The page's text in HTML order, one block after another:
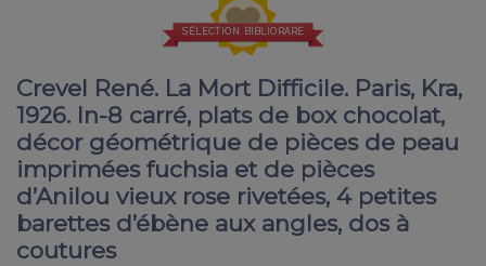
SÉLECTION BIBLIORARE
Crevel René. La Mort Difficile. Paris, Kra,
1926. In-8 carré, plats de box chocolat,
décor géométrique de pièces de peau
imprimées fuchsia et de pièces
d’Anilou vieux rose rivetées, 4 petites
barettes d’ébène aux angles, dos à
coutures